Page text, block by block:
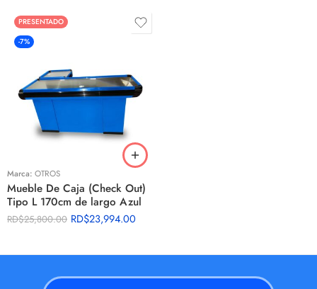
PRESENTADO
-7%
Marca: OTROS
Mueble De Caja (Check Out)
Tipo L 170cm de largo Azul
RD$25,800.00 RD$23,994.00